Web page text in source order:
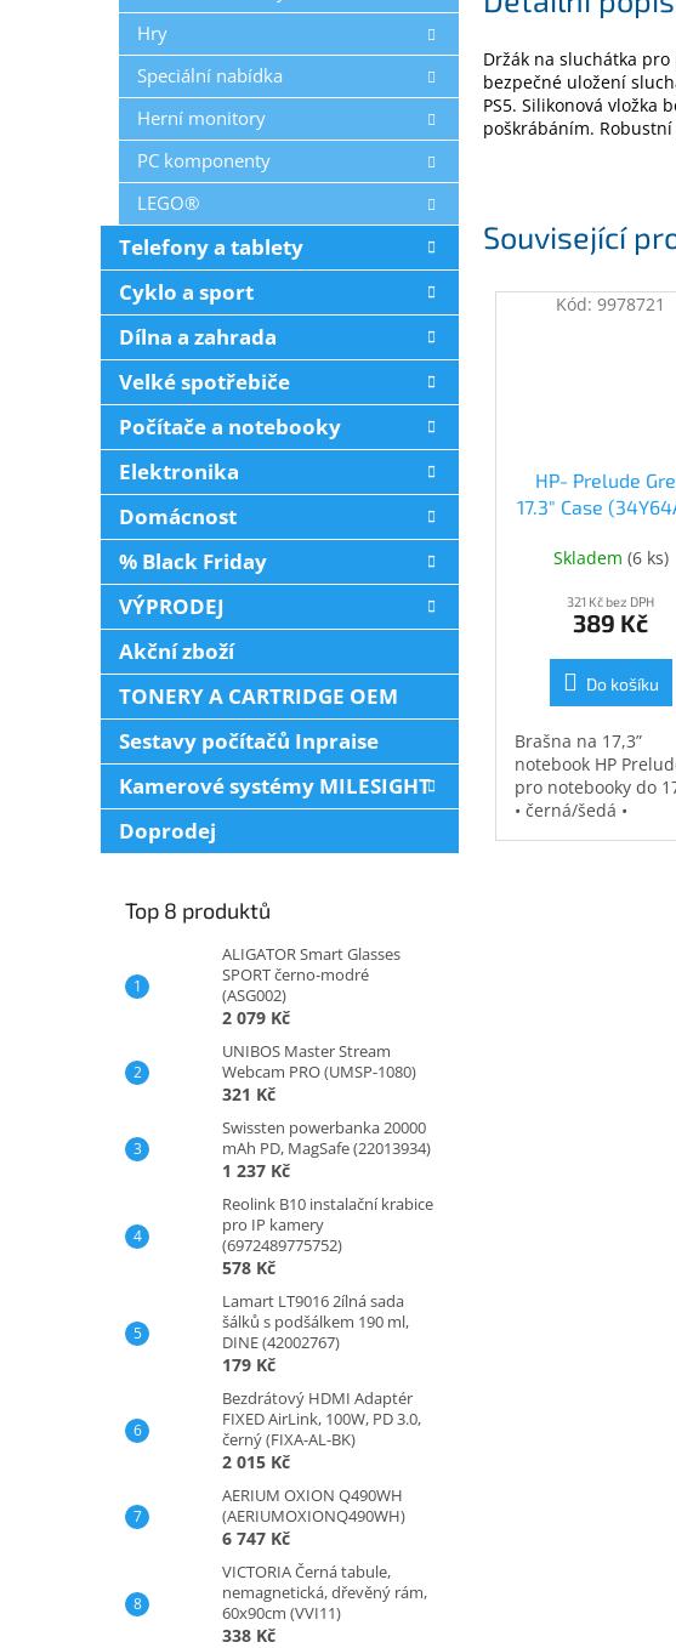
Hry
Speciální nabídka
Herní monitory
PC komponenty
LEGO®
Telefony a tablety
Cyklo a sport
Dílna a zahrada
Velké spotřebiče
Počítače a notebooky
Elektronika
Domácnost
% Black Friday
VÝPRODEJ
Akční zboží
TONERY A CARTRIDGE OEM
Sestavy počítačů Inpraise
Kamerové systémy MILESIGHT
Doprodej
Top 8 produktů
ALIGATOR Smart Glasses
SPORT černo-modré
(ASG002)
2 079 Kč
UNIBOS Master Stream
Webcam PRO (UMSP-1080)
321 Kč
Swissten powerbanka 20000
mAh PD, MagSafe (22013934)
1 237 Kč
Reolink B10 instalační krabice
pro IP kamery
(6972489775752)
578 Kč
Lamart LT9016 2ílná sada
šálků s podšálkem 190 ml,
DINE (42002767)
179 Kč
Bezdrátový HDMI Adaptér
FIXED AirLink, 100W, PD 3.0,
černý (FIXA-AL-BK)
2 015 Kč
AERIUM OXION Q490WH
(AERIUMOXIONQ490WH)
6 747 Kč
VICTORIA Černá tabule,
nemagnetická, dřevěný rám,
60x90cm (VVI11)
338 Kč
Související
HP- Prelude
17.3" Case
Skladem (6 ks)
321 Kč bez DPH
389 Kč
Do košíku
Brašna na 17,3”
notebook HP
pro notebooky do
• černá/šedá •
Kód:9978721
Držák na sluchátka
bezpečné uložení
PS5. Silikonová
poškrábáním.